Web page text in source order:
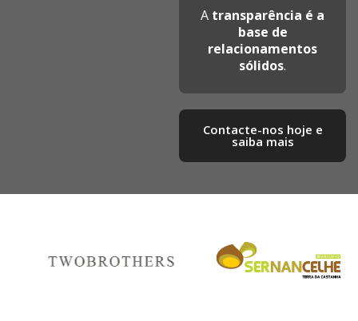
A transparência é a
base de
relacionamentos
sólidos.
Contacte-nos hoje e
saiba mais​